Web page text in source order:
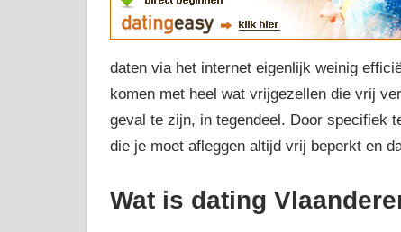
daten via het internet eigenlijk weinig
komen met heel wat vrijgezellen die vrij
geval te zijn, in tegendeel. Door specifiek
die je moet afleggen altijd vrij beperkt en
Wat is dating